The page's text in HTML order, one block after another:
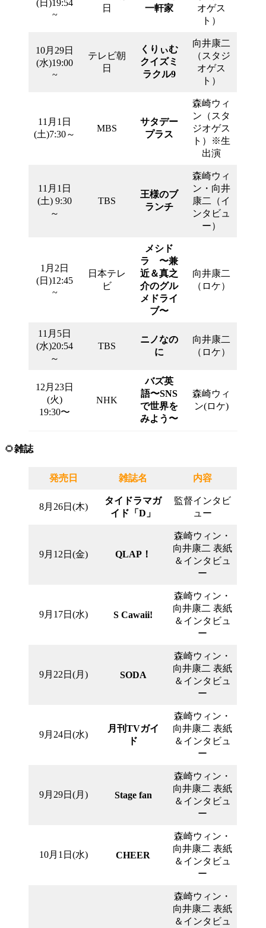
(日)19:54
~
日
一軒家
オゲス
ト）
10月29日
(水)19:00
~
テレビ朝
日
くりぃむ
クイズミ
ラクル9
向井康二
（スタジ
オゲス
ト）
11月1日
(土)7:30～
MBS
サタデー
プラス
森崎ウィ
ン（スタ
ジオゲス
ト）※生
出演
11月1日
(土) 9:30
～
TBS
王様のブ
ランチ
森崎ウィ
ン・向井
康二（イ
ンタビュ
ー）
1月2日
(日)12:45
~
日本テレ
ビ
メシド
ラ 〜兼
近＆真之
介のグル
メドライ
ブ〜
向井康二
（ロケ）
11月5日
(水)20:54
～
TBS
ニノなの
に
向井康二
（ロケ）
12月23日
(火)
19:30〜
NHK
バズ英
語〜SNS
で世界を
みよう〜
森崎ウィ
ン(ロケ)
🌻雑誌
発売日 雑誌名 内容
8月26日(木)
タイドラマガ
イド「D」
監督インタビ
ュー
9月12日(金) QLAP！
森崎ウィン・
向井康二 表紙
＆インタビュ
ー
9月17日(水) S Cawaii!
森崎ウィン・
向井康二 表紙
＆インタビュ
ー
9月22日(月) SODA
森崎ウィン・
向井康二 表紙
＆インタビュ
ー
9月24日(水)
月刊TVガイ
ド
森崎ウィン・
向井康二 表紙
＆インタビュ
ー
9月29日(月) Stage fan
森崎ウィン・
向井康二 表紙
＆インタビュ
ー
10月1日(水) CHEER
森崎ウィン・
向井康二 表紙
＆インタビュ
ー
森崎ウィン・
向井康二 表紙
＆インタビュ